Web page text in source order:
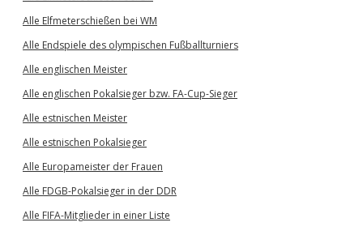
Alle Elfmeterschießen bei WM
Alle Endspiele des olympischen Fußballturniers
Alle englischen Meister
Alle englischen Pokalsieger bzw. FA-Cup-Sieger
Alle estnischen Meister
Alle estnischen Pokalsieger
Alle Europameister der Frauen
Alle FDGB-Pokalsieger in der DDR
Alle FIFA-Mitglieder in einer Liste